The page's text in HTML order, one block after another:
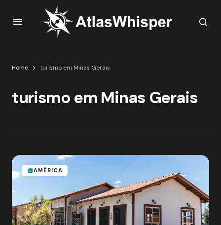
Home turismo em Minas Gerais
turismo em Minas Gerais
AMÉRICA